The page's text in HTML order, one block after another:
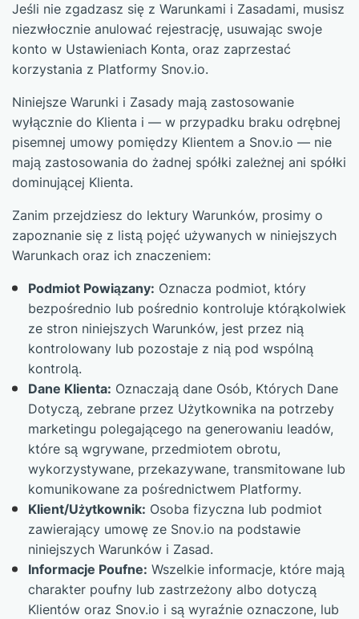
Jeśli nie zgadzasz się z Warunkami i Zasadami, musisz
niezwłocznie anulować rejestrację, usuwając swoje
konto w Ustawieniach Konta, oraz zaprzestać
korzystania z Platformy Snov.io.
Niniejsze Warunki i Zasady mają zastosowanie
wyłącznie do Klienta i — w przypadku braku odrębnej
pisemnej umowy pomiędzy Klientem a Snov.io — nie
mają zastosowania do żadnej spółki zależnej ani spółki
dominującej Klienta.
Zanim przejdziesz do lektury Warunków, prosimy o
zapoznanie się z listą pojęć używanych w niniejszych
Warunkach oraz ich znaczeniem:
Podmiot Powiązany: Oznacza podmiot, który
bezpośrednio lub pośrednio kontroluje którąkolwiek
ze stron niniejszych Warunków, jest przez nią
kontrolowany lub pozostaje z nią pod wspólną
kontrolą.
Dane Klienta: Oznaczają dane Osób, Których Dane
Dotyczą, zebrane przez Użytkownika na potrzeby
marketingu polegającego na generowaniu leadów,
które są wgrywane, przedmiotem obrotu,
wykorzystywane, przekazywane, transmitowane lub
komunikowane za pośrednictwem Platformy.
Klient/Użytkownik: Osoba fizyczna lub podmiot
zawierający umowę ze Snov.io na podstawie
niniejszych Warunków i Zasad.
Informacje Poufne: Wszelkie informacje, które mają
charakter poufny lub zastrzeżony albo dotyczą
Klientów oraz Snov.io i są wyraźnie oznaczone, lub